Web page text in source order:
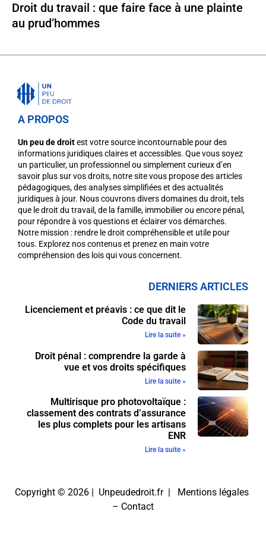
Droit du travail : que faire face à une plainte
au prud’hommes
A PROPOS
Un peu de droitest votre source incontournable pour des
informations juridiques claires et accessibles. Que vous soyez
un particulier, un professionnel ou simplement curieux d’en
savoir plus sur vos droits, notre site vous propose des articles
pédagogiques, des analyses simplifiées et des actualités
juridiques à jour. Nous couvrons divers domaines du droit, tels
que le droit du travail, de la famille, immobilier ou encore pénal,
pour répondre à vos questions et éclairer vos démarches.
Notre mission : rendre le droit compréhensible et utile pour
tous. Explorez nos contenus et prenez en main votre
compréhension des lois qui vous concernent.
DERNIERS ARTICLES
Licenciement et préavis : ce que dit le
Code du travail
Lire la suite »
Droit pénal : comprendre la garde à
vue et vos droits spécifiques
Lire la suite »
Multirisque pro photovoltaïque :
classement des contrats d’assurance
les plus complets pour les artisans
ENR
Lire la suite »
Copyright © 2026 | Unpeudedroit.fr |
Mentions légales
– Contact